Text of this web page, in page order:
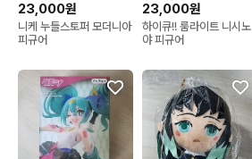
23,000원
니케 누들스토퍼 모더니아
피규어
23,000원
하이큐!! 룸라이트 니시노
야 피규어